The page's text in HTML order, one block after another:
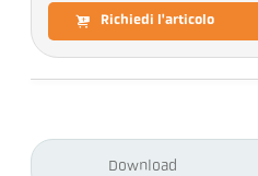
Richiedi l'articolo
Download